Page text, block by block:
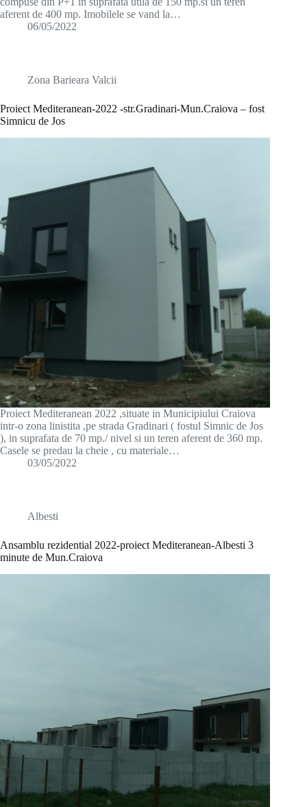
aferent de 400 mp. Imobilele se vand la…
06/05/2022
Zona Barieara Valcii
Proiect Mediteranean-2022 -str.Gradinari-Mun.Craiova – fost
Simnicu de Jos
Proiect Mediteranean 2022 ,situate in Municipiului Craiova
intr-o zona linistita ,pe strada Gradinari ( fostul Simnic de Jos
), in suprafata de 70 mp./ nivel si un teren aferent de 360 mp.
Casele se predau la cheie , cu materiale…
03/05/2022
Albesti
Ansamblu rezidential 2022-proiect Mediteranean-Albesti 3
minute de Mun.Craiova